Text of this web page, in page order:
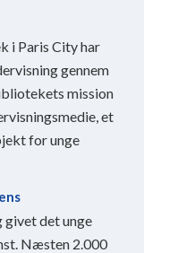
i Paris City har
gennem
mission
et
for unge
givet det unge
Næsten 2.000